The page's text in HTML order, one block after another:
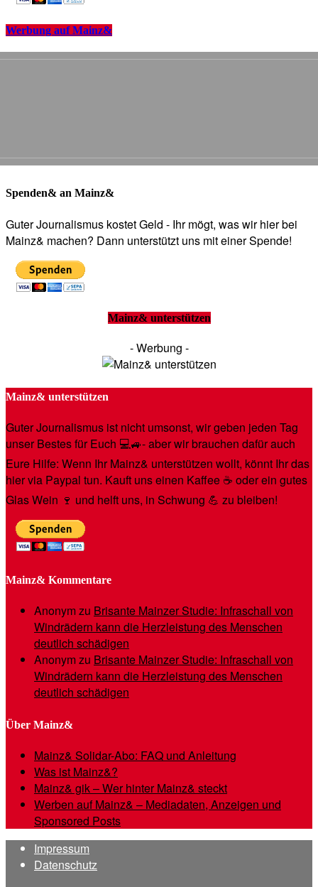
Werbung auf Mainz&
Spenden& an Mainz&
Guter Journalismus kostet Geld - Ihr mögt, was wir hier bei
Mainz& machen? Dann unterstützt uns mit einer Spende!
Mainz& unterstützen
- Werbung -
Mainz& unterstützen
Guter Journalismus ist nicht umsonst, wir geben jeden Tag
unser Bestes für Euch 💻🚙- aber wir brauchen dafür auch
Eure Hilfe: Wenn Ihr Mainz& unterstützen wollt, könnt Ihr das
hier via Paypal tun. Kauft uns einen Kaffee ☕️ oder ein gutes
Glas Wein 🍷 und helft uns, in Schwung 💪 zu bleiben!
Mainz& Kommentare
Anonymzu Brisante Mainzer Studie: Infraschall von
Windrädern kann die Herzleistung des Menschen
deutlich schädigen
Anonymzu Brisante Mainzer Studie: Infraschall von
Windrädern kann die Herzleistung des Menschen
deutlich schädigen
Über Mainz&
Mainz& Solidar-Abo: FAQ und Anleitung
Was ist Mainz&?
Mainz& gik – Wer hinter Mainz& steckt
Werben auf Mainz& – Mediadaten, Anzeigen und
Sponsored Posts
Impressum
Datenschutz